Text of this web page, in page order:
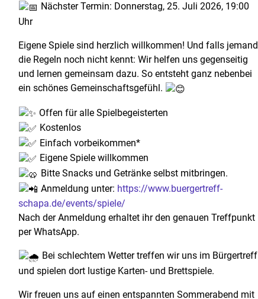
Nächster Termin: Donnerstag, 25. Juli 2026, 19:00
Uhr
Eigene Spiele sind herzlich willkommen! Und falls jemand
die Regeln noch nicht kennt: Wir helfen uns gegenseitig
und lernen gemeinsam dazu. So entsteht ganz nebenbei
ein schönes Gemeinschaftsgefühl.
Offen für alle Spielbegeisterten
Kostenlos
Einfach vorbeikommen*
Eigene Spiele willkommen
Bitte Snacks und Getränke selbst mitbringen.
Anmeldung unter: https://www.buergertreff-
schapa.de/events/spiele/
Nach der Anmeldung erhaltet ihr den genauen Treffpunkt
per WhatsApp.
Bei schlechtem Wetter treffen wir uns im Bürgertreff
und spielen dort lustige Karten- und Brettspiele.
Wir freuen uns auf einen entspannten Sommerabend mit